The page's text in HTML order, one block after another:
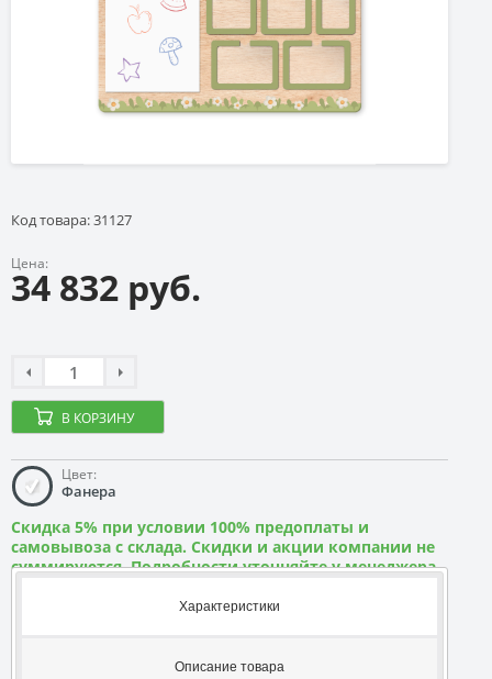
Код товара: 31127
Цена:
34 832 руб.
В КОРЗИНУ
Цвет:
Фанера
Скидка 5% при условии 100% предоплаты и
самовывоза с склада. Скидки и акции компании не
суммируются. Подробности уточняйте у менеджера
Характеристики
Описание товара